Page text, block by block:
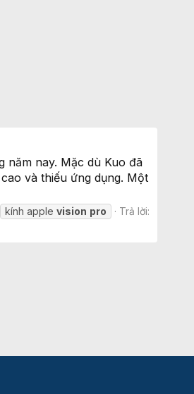
năm nay. Mặc dù Kuo đã
và thiếu ứng dụng. Một
kính applevision pro
Trả lời: